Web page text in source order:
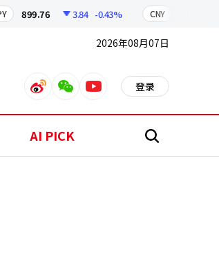
899.76 3.84 -0.43% CNY 210.96
2026年08月07日
weiboweixinyoutube 登录
AI PICK 搜